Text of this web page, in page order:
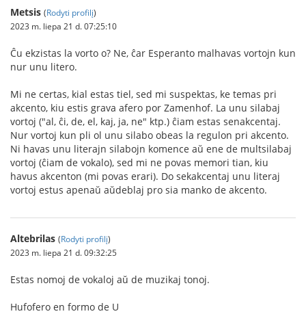
Metsis (Rodyti profilį)
2023 m. liepa 21 d. 07:25:10
Ĉu ekzistas la vorto o? Ne, ĉar Esperanto malhavas vortojn kun
nur unu litero.
Mi ne certas, kial estas tiel, sed mi suspektas, ke temas pri
akcento, kiu estis grava afero por Zamenhof. La unu silabaj
vortoj ("al, ĉi, de, el, kaj, ja, ne" ktp.) ĉiam estas senakcentaj.
Nur vortoj kun pli ol unu silabo obeas la regulon pri akcento.
Ni havas unu literajn silabojn komence aŭ ene de multsilabaj
vortoj (ĉiam de vokalo), sed mi ne povas memori tian, kiu
havus akcenton (mi povas erari). Do sekakcentaj unu literaj
vortoj estus apenaŭ aŭdeblaj pro sia manko de akcento.
Altebrilas (Rodyti profilį)
2023 m. liepa 21 d. 09:32:25
Estas nomoj de vokaloj aŭ de muzikaj tonoj.
Hufofero en formo de U